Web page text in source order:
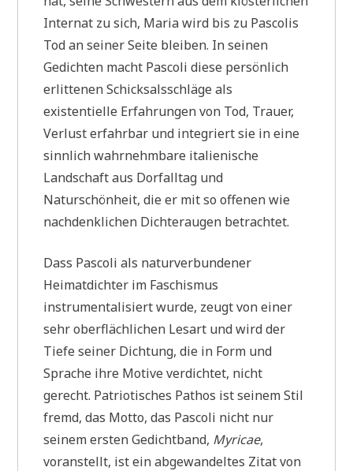
Internat zu sich, Maria wird bis zu Pascolis
Tod an seiner Seite bleiben. In seinen
Gedichten macht Pascoli diese persönlich
erlittenen Schicksalsschläge als
existentielle Erfahrungen von Tod, Trauer,
Verlust erfahrbar und integriert sie in eine
sinnlich wahrnehmbare italienische
Landschaft aus Dorfalltag und
Naturschönheit, die er mit so offenen wie
nachdenklichen Dichteraugen betrachtet.
Dass Pascoli als naturverbundener
Heimatdichter im Faschismus
instrumentalisiert wurde, zeugt von einer
sehr oberflächlichen Lesart und wird der
Tiefe seiner Dichtung, die in Form und
Sprache ihre Motive verdichtet, nicht
gerecht. Patriotisches Pathos ist seinem Stil
fremd, das Motto, das Pascoli nicht nur
seinem ersten Gedichtband, Myricae,
voranstellt, ist ein abgewandeltes Zitat von